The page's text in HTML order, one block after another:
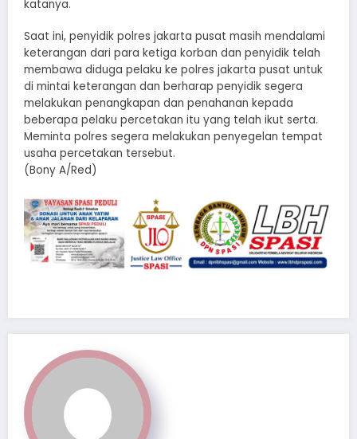
katanya.
Saat ini, penyidik polres jakarta pusat masih mendalami
keterangan dari para ketiga korban dan penyidik telah
membawa diduga pelaku ke polres jakarta pusat untuk
di mintai keterangan dan berharap penyidik segera
melakukan penangkapan dan penahanan kepada
beberapa pelaku percetakan itu yang telah ikut serta.
Meminta polres segera melakukan penyegelan tempat
usaha percetakan tersebut.
(Bony A/Red)